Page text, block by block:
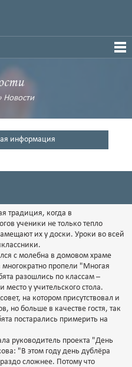
Новости
информация
традиция, когда в
ученики не только тепло
их у доски. Уроки во всей
с молебна в домовом храме
пропели "Многая
разошлись по классам –
у учительского стола.
на котором присутствовал и
но больше в качестве гостя, так
постарались примерить на
руководитель проекта "День
"В этом году день дублёра
сложнее. Потому что